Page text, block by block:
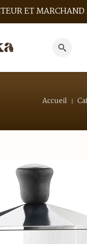
ET MARCHAND
for:
Accueil